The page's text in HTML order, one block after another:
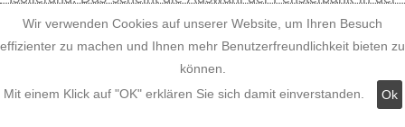
richtigen Breite zu erschweren, denn Sie können die
kompletten Außenfensterbänke in der Leibungsbreite weder
kürzen noch verlängern - nur in der Leibungstiefe an die
Maße Ihrer Fensterlaibungstiefen anpassen. Genau das
Wir verwenden Cookies auf unserer Website, um Ihren Besuch
effizienter zu machen und Ihnen mehr Benutzerfreundlichkeit bieten zu
können.
Mit einem Klick auf "OK" erklären Sie sich damit einverstanden.
Ok